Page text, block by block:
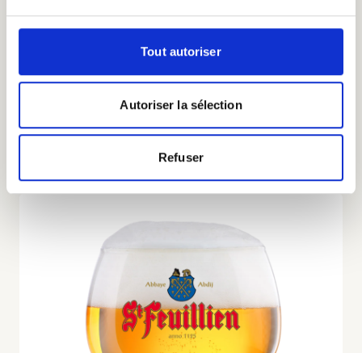
Tout autoriser
Autoriser la sélection
Refuser
St-Feuillien Cuvée de Noël Magnum 4 x 1,5L
€ 60,00